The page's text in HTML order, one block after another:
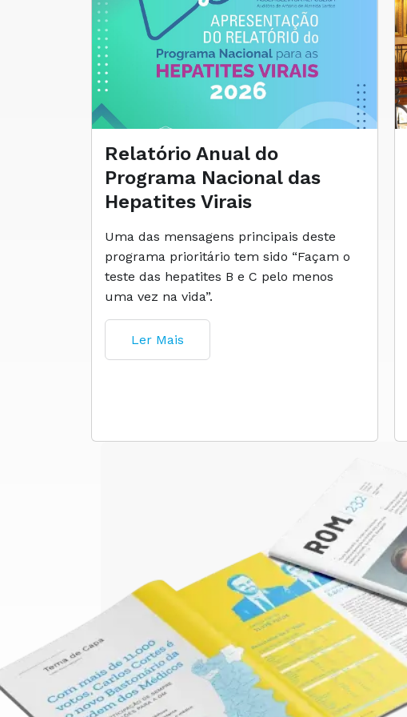
Relatório Anual do
Programa Nacional das
Hepatites Virais
Uma das mensagens principais deste
programa prioritário tem sido “Façam o
teste das hepatites B e C pelo menos
uma vez na vida”.
Ler Mais